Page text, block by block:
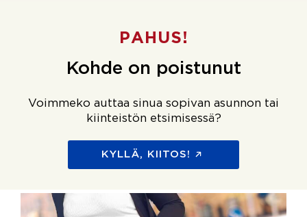
PAHUS!
Kohde on poistunut
Voimmeko auttaa sinua sopivan asunnon tai
kiinteistön etsimisessä?
KYLLÄ, KIITOS!